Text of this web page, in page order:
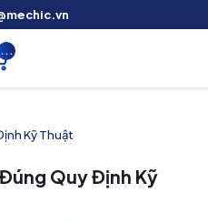
...
Kỹ Thuật
Quy Định Kỹ